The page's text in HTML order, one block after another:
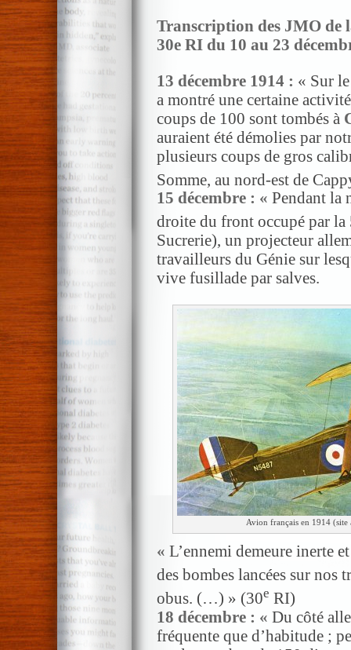
Transcription des JMO de
30e RI du 10 au 23
13 décembre 1914 : « Sur
a montré une certaine
coups de 100 sont tombés à
auraient été démolies par
plusieurs coups de gros
Somme, au nord-est de
15 décembre : « Pendant la
droite du front occupé par la
Sucrerie), un projecteur
travailleurs du Génie sur
vive fusillade par salves.
Avion français en 1914
« L’ennemi demeure inerte
des bombes lancées sur nos
obus. (…) » (30e RI)
18 décembre : « Du côté
fréquente que d’habitude ;